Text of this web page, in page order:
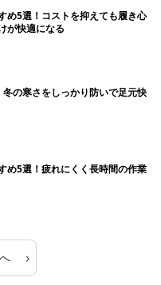
め5選！コストを抑えても履き心
が快適になる
の寒さをしっかり防いで足元快
め5選！疲れにくく長時間の作業
›